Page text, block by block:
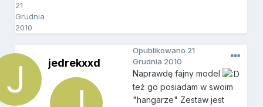
21
Grudnia
2010
jedrekxxd
Opublikowano 21
Grudnia 2010
Naprawdę fajny model
też go posiadam w swoim
"hangarze" Zestaw jest